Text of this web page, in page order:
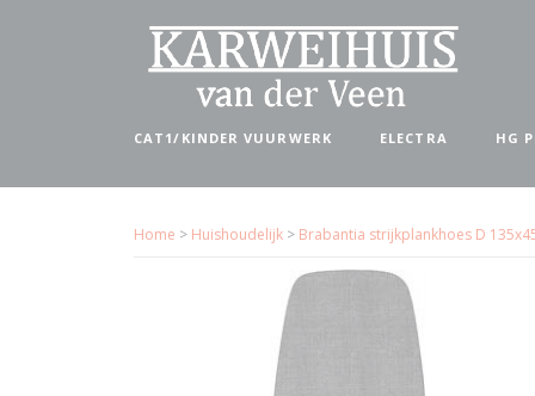
CAT1/KINDER VUURWERK ELECTRA HG
Home > Huishoudelijk > Brabantia strijkplankhoes D